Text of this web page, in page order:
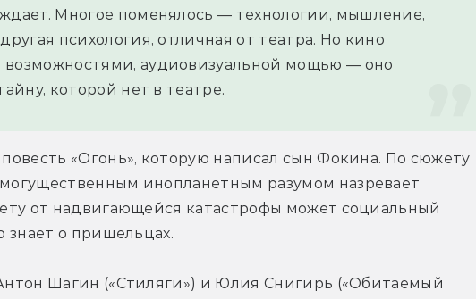
Многое поменялось — технологии, мышление,
психология, отличная от театра. Но кино
аудиовизуальной мощью — оно
которой нет в театре.
«Огонь», которую написал сын Фокина. По сюжету
инопланетным разумом назревает
от надвигающейся катастрофы может социальный
знает о пришельцах.
Шагин («Стиляги») и Юлия Снигирь («Обитаемый